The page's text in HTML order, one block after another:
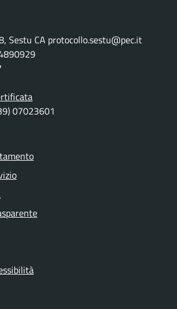
Sestu CA protocollo.sestu@pec.it
07023601